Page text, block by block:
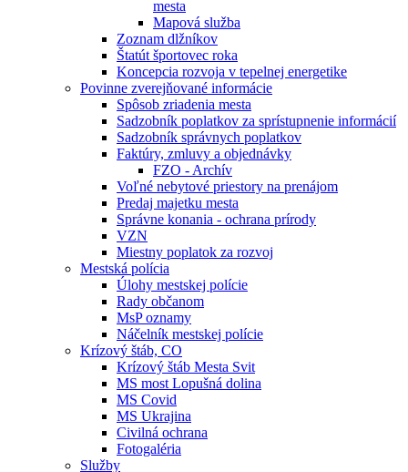
mesta
Mapová služba
Zoznam dlžníkov
Štatút športovec roka
Koncepcia rozvoja v tepelnej energetike
Povinne zverejňované informácie
Spôsob zriadenia mesta
Sadzobník poplatkov za sprístupnenie informácií
Sadzobník správnych poplatkov
Faktúry, zmluvy a objednávky
FZO - Archív
Voľné nebytové priestory na prenájom
Predaj majetku mesta
Správne konania - ochrana prírody
VZN
Miestny poplatok za rozvoj
Mestská polícia
Úlohy mestskej polície
Rady občanom
MsP oznamy
Náčelník mestskej polície
Krízový štáb, CO
Krízový štáb Mesta Svit
MS most Lopušná dolina
MS Covid
MS Ukrajina
Civilná ochrana
Fotogaléria
Služby